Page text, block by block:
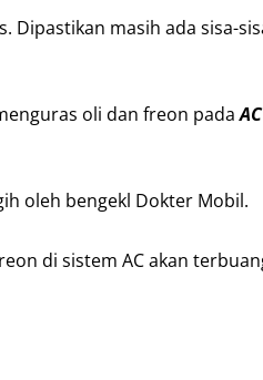
Dipastikan masih ada sisa-
oli dan freon pada
oleh bengekl Dokter Mobil.
di sistem AC akan